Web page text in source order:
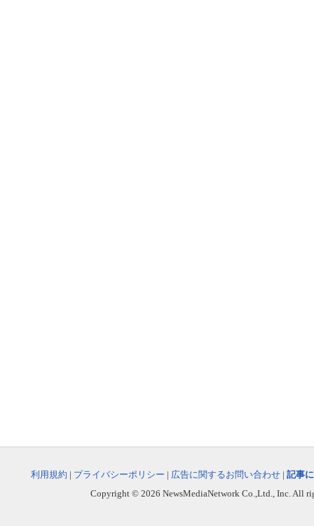
利用規約 | プライバシーポリシー | 広告に関するお問い合わせ | 記事
Copyright © 2026 NewsMediaNetwork Co.,Ltd., Inc. All